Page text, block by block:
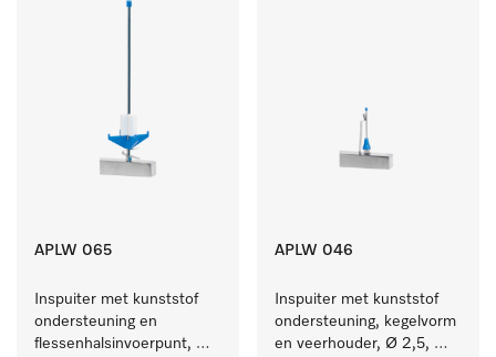
APLW 065
Inspuiter met kunststof
ondersteuning en
flessenhalsinvoerpunt,
APLW 046
Inspuiter met kunststof
ondersteuning, kegelvorm
en veerhouder, Ø 2,5,